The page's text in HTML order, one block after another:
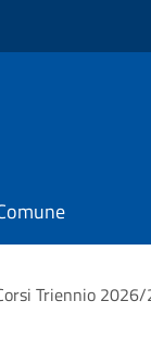
Triennio